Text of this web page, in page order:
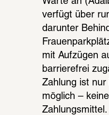
verfügt über
darunter
mit Aufzügen
barrierefrei
Zahlung ist
möglich –
Zahlungsmittel.